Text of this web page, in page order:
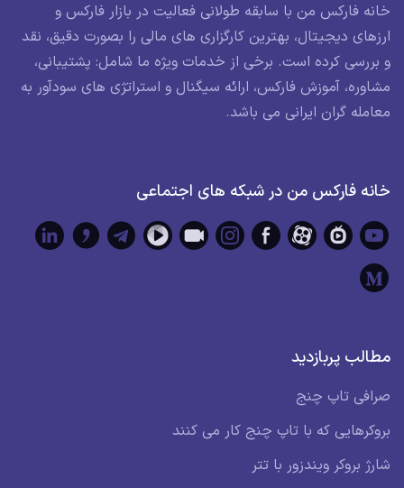
خانه فارکس من با سابقه طولانی فعالیت در بازار فارکس و
ارزهای دیجیتال، بهترین کارگزاری های مالی را بصورت دقیق، نقد
و بررسی کرده است. برخی از خدمات ویژه ما شامل: پشتیبانی،
مشاوره، آموزش فارکس، ارائه سیگنال و استراتژی های سودآور به
معامله گران ایرانی می باشد.
خانه فارکس من در شبکه های اجتماعی
مطالب پربازدید
صرافی تاپ چنج
بروکرهایی که با تاپ چنج کار می کنند
شارژ بروکر ویندزور با تتر